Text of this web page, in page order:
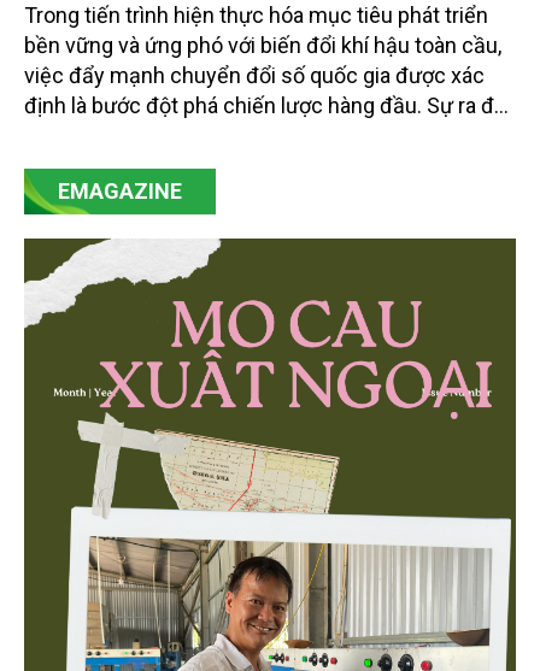
Trong tiến trình hiện thực hóa mục tiêu phát triển
bền vững và ứng phó với biến đổi khí hậu toàn cầu,
việc đẩy mạnh chuyển đổi số quốc gia được xác
định là bước đột phá chiến lược hàng đầu. Sự ra đời
mạnh mẽ, thúc đẩy quá trình cải cách toàn diện,
minh bạch hóa chuỗi cung ứng và nâng cao hiệu
then chốt là nông nghiệp và môi trường.
EMAGAZINE